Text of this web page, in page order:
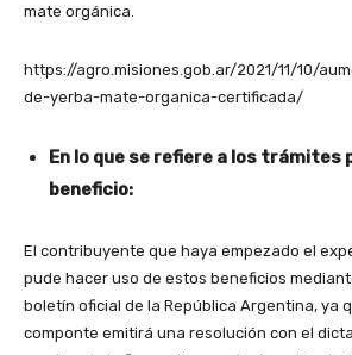
mate orgánica.
https://agro.misiones.gob.ar/2021/11/10/
de-yerba-mate-organica-certificada/
En lo que se refiere a los trámites
beneficio:
El contribuyente que haya empezado el
pude hacer uso de estos beneficios
boletín oficial de la República Argentina, ya
componte emitirá una resolución con el